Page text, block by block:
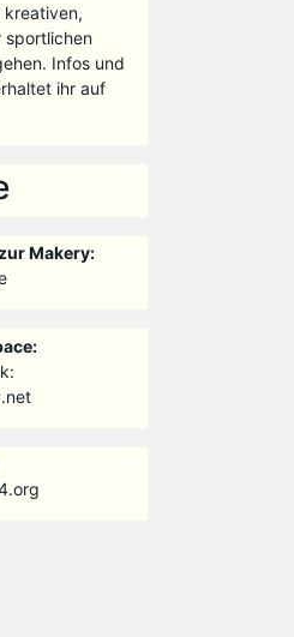
kreativen,
sportlichen
Infos und
ihr auf
Makery: